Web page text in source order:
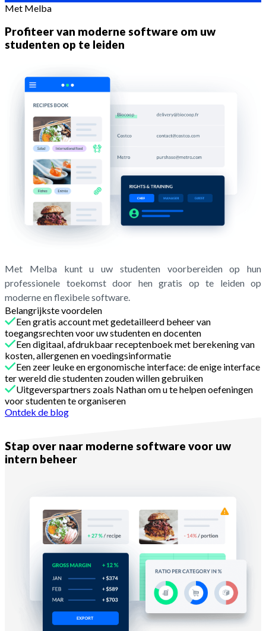
Met Melba
Profiteer van moderne software om uw
studenten op te leiden
Met Melba kunt u uw studenten voorbereiden op hun
professionele toekomst door hen gratis op te leiden op
moderne en flexibele software.
Belangrijkste voordelen
Een gratis account met gedetailleerd beheer van
toegangsrechten voor uw studenten en docenten
Een digitaal, afdrukbaar receptenboek met berekening van
kosten, allergenen en voedingsinformatie
Een zeer leuke en ergonomische interface: de enige interface
ter wereld die studenten zouden willen gebruiken
Uitgeverspartners zoals Nathan om u te helpen oefeningen
voor studenten te organiseren
Ontdek de blog
Stap over naar moderne software voor uw
intern beheer